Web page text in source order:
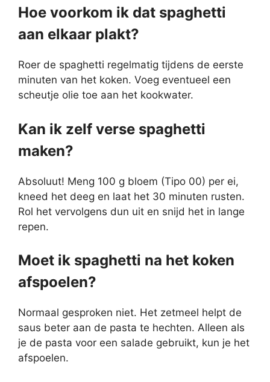
Hoe voorkom ik dat spaghetti
aan elkaar plakt?
Roer de spaghetti regelmatig tijdens de eerste
minuten van het koken. Voeg eventueel een
scheutje olie toe aan het kookwater.
Kan ik zelf verse spaghetti
maken?
Absoluut! Meng 100 g bloem (Tipo 00) per ei,
kneed het deeg en laat het 30 minuten rusten.
Rol het vervolgens dun uit en snijd het in lange
repen.
Moet ik spaghetti na het koken
afspoelen?
Normaal gesproken niet. Het zetmeel helpt de
saus beter aan de pasta te hechten. Alleen als
je de pasta voor een salade gebruikt, kun je het
afspoelen.